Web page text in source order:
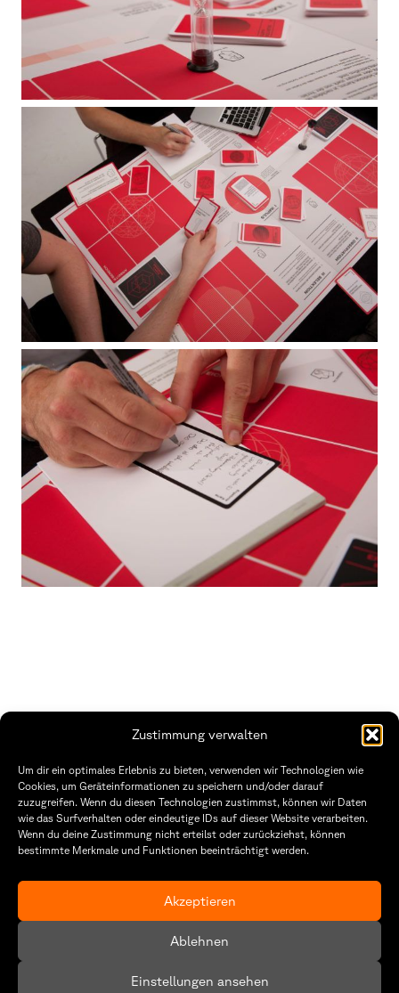
Zustimmung verwalten
Um dir ein optimales Erlebnis zu bieten, verwenden wir Technologien wie
Cookies, um Geräteinformationen zu speichern und/oder darauf
zuzugreifen. Wenn du diesen Technologien zustimmst, können wir Daten
wie das Surfverhalten oder eindeutige IDs auf dieser Website verarbeiten.
Wenn du deine Zustimmung nicht erteilst oder zurückziehst, können
bestimmte Merkmale und Funktionen beeinträchtigt werden.
Akzeptieren
Ablehnen
Einstellungen ansehen
THWS | Fakultät Gestaltung Würzburg
Technische Hochschule
Würzburg-Schweinfurt
Sanderheinrichsleitenweg 20
tel: +49 931 35 11 93 02
Öffnungszeiten Dekanat
Montag – Freitag
8:30 – 12:00
8:30 – 15:30
Datenschutzerklärung